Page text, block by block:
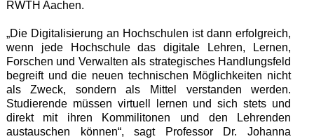
RWTH Aachen.
„Die Digitalisierung an Hochschulen ist dann erfolgreich,
wenn jede Hochschule das digitale Lehren, Lernen,
Forschen und Verwalten als strategisches Handlungsfeld
begreift und die neuen technischen Möglichkeiten nicht
als Zweck, sondern als Mittel verstanden werden.
Studierende müssen virtuell lernen und sich stets und
direkt mit ihren Kommilitonen und den Lehrenden
austauschen können“, sagt Professor Dr. Johanna